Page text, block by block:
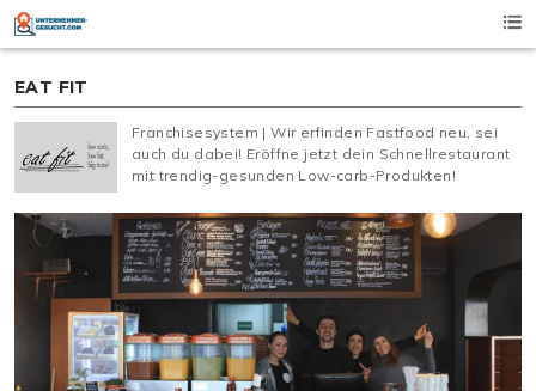
Skip
content
EAT FIT
Franchisesystem | Wir erfinden Fastfood neu, sei
auch du dabei! Eröffne jetzt dein Schnellrestaurant
mit trendig-gesunden Low-carb-Produkten!